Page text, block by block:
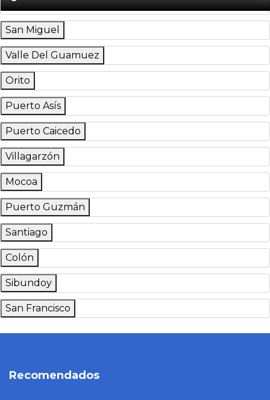
San Miguel
Valle Del Guamuez
Orito
Puerto Asís
Puerto Caicedo
Villagarzón
Mocoa
Puerto Guzmán
Santiago
Colón
Sibundoy
San Francisco
Recomendados